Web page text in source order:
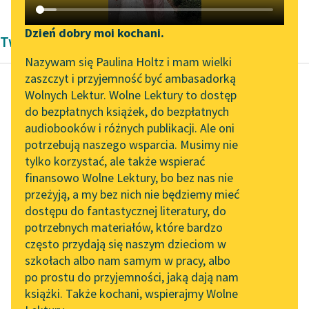
Katalog DAISY
Podkasty o książkach
Zgłoś brak utworu
Aktualności
„Prokurator Alicja Horn”
do słuchania
Byliśmy częścią AI Impact
Lab
Zapraszamy na spotkanie
online z tłumaczkami
literatury skandynawskiej
Spotkanie z Katarzyną
Tunkiel w Oslo
102. lata temu zmarł
Joseph Conrad
Narzędzia
Mapa Wolnych Lektur
Leśmianator
Przewodnik dla piszących i
czytających
API
OAI-PMH
Widget Wolnych Lektur
Przypisy
Dzień dobry moi kochani.
Nazywam się Paulina Holtz i mam wielki
zaszczyt i przyjemność być ambasadorką
Wolnych Lektur. Wolne Lektury to dostęp
do bezpłatnych książek, do bezpłatnych
audiobooków i różnych publikacji. Ale oni
potrzebują naszego wsparcia. Musimy nie
tylko korzystać, ale także wspierać
finansowo Wolne Lektury, bo bez nas nie
przeżyją, a my bez nich nie będziemy mieć
dostępu do fantastycznej literatury, do
potrzebnych materiałów, które bardzo
często przydają się naszym dzieciom w
szkołach albo nam samym w pracy, albo
po prostu do przyjemności, jaką dają nam
książki. Także kochani, wspierajmy Wolne
Twórczość Demostenesa
Demostenes
Wybór mów
Czytaj więcej